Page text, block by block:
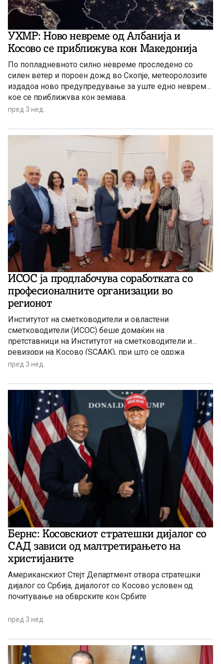
УХМР: Ново невреме од Албанија и
Косово се приближува кон Македонија
По попладневното силно невреме проследено со
силен ветер и пороен дожд во Скопје, метеоролозите
издадоа ново предупредување за уште едно невреме
кое се приближува кон земјава.
пред 3 нед.
ИСОС ја продлабочува соработката со
професионалните организации во
регионот
Институтот на сметководители и овластени
сметководители (ИСОС) беше домаќин на
претставници на Институтот на сметководители и
ревизори на Косово (SCAAK), при што се одржа
заедничка средба на двете професионални
пред 3 нед.
Бернс: Косовскиот стратешки дијалог со
САД зависи од малтретирањето на
христијаните
Американскиот Стејт Департмент отвора стратешки
дијалог со Србија, дијалогот со Косово условен од
почитување на обврските кон Србите
пред 3 нед.